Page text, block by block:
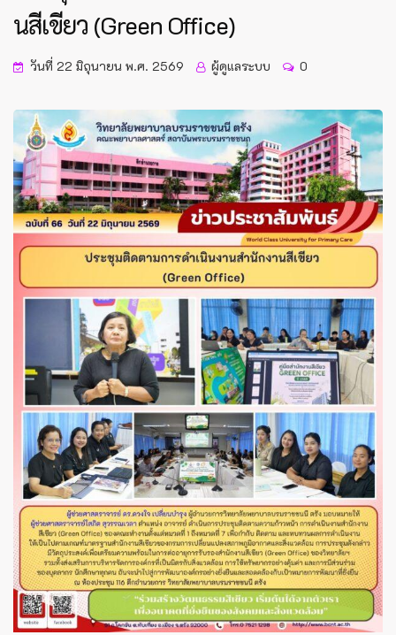
นสีเขียว (Green Office)
วันที่ 22 มิถุนายน พ.ศ. 2569 ผู้ดูแลระบบ 0